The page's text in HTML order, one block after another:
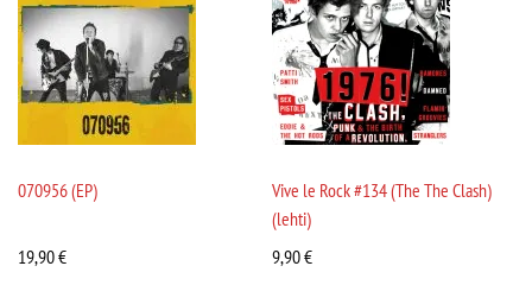
070956 (EP)
19,90€
Vive le Rock #134 (The The Clash)
(lehti)
9,90€